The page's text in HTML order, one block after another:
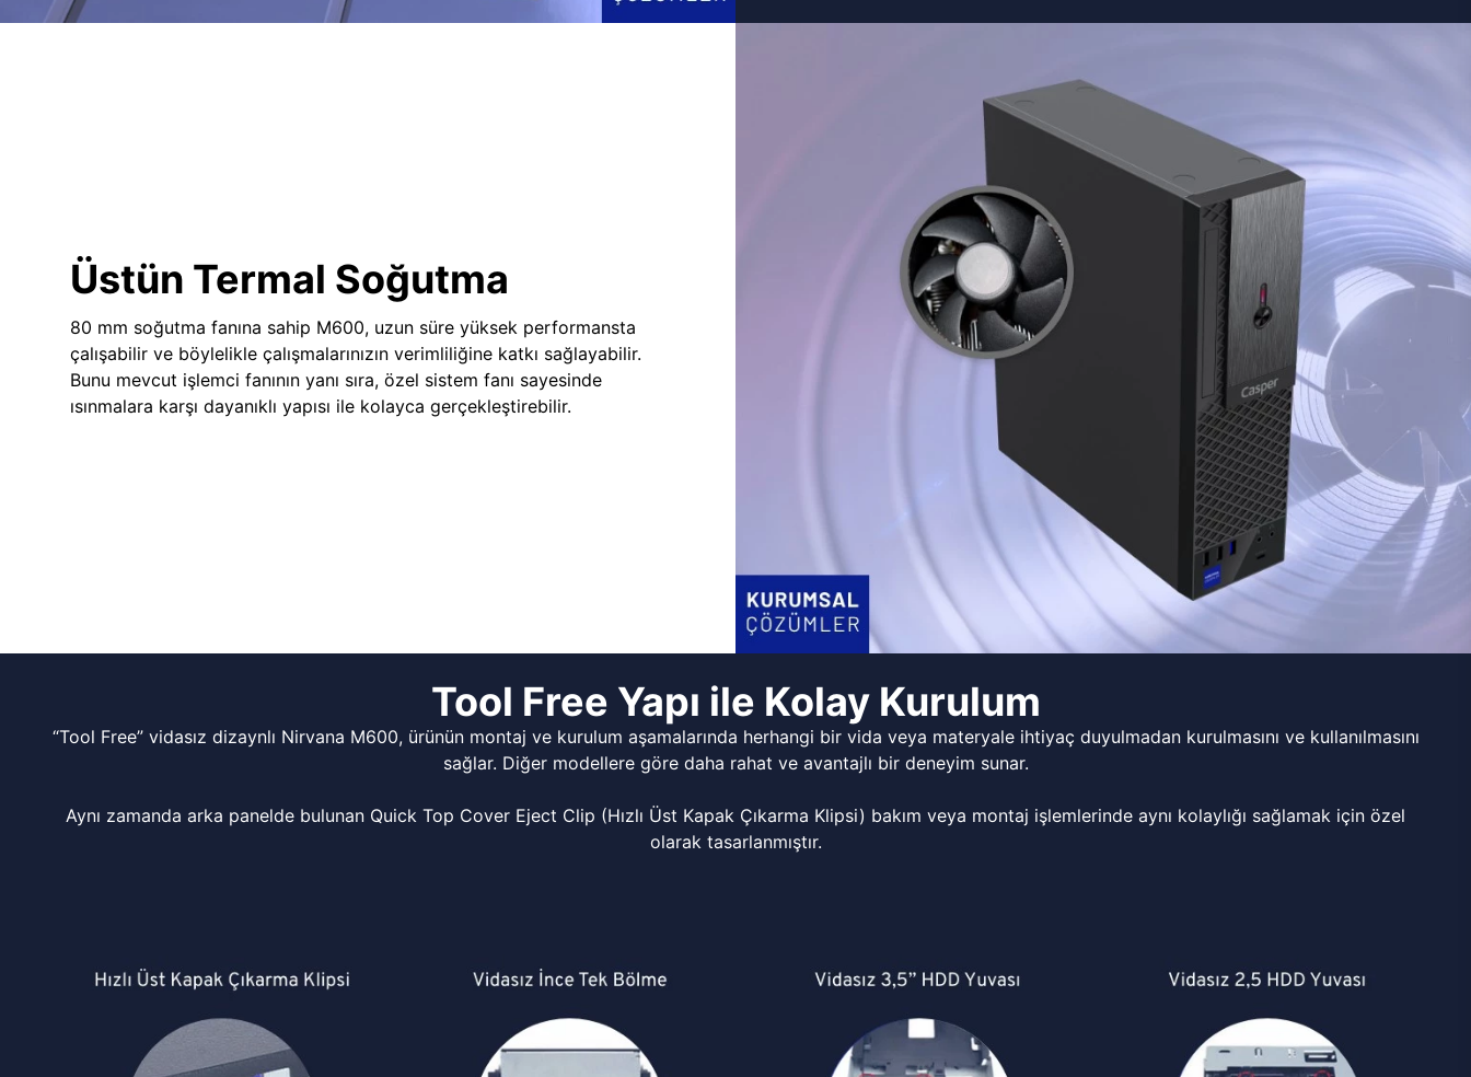
Üstün Termal Soğutma
80 mm soğutma fanına sahip M600, uzun süre yüksek performansta
çalışabilir ve böylelikle çalışmalarınızın verimliliğine katkı sağlayabilir.
Bunu mevcut işlemci fanının yanı sıra, özel sistem fanı sayesinde
ısınmalara karşı dayanıklı yapısı ile kolayca gerçekleştirebilir.
Tool Free Yapı ile Kolay Kurulum
“Tool Free” vidasız dizaynlı Nirvana M600, ürünün montaj ve kurulum aşamalarında herhangi bir vida veya materyale ihtiyaç duyulmadan kurulmasını ve kullanılmasını
sağlar. Diğer modellere göre daha rahat ve avantajlı bir deneyim sunar.
Aynı zamanda arka panelde bulunan Quick Top Cover Eject Clip (Hızlı Üst Kapak Çıkarma Klipsi) bakım veya montaj işlemlerinde aynı kolaylığı sağlamak için özel
olarak tasarlanmıştır.